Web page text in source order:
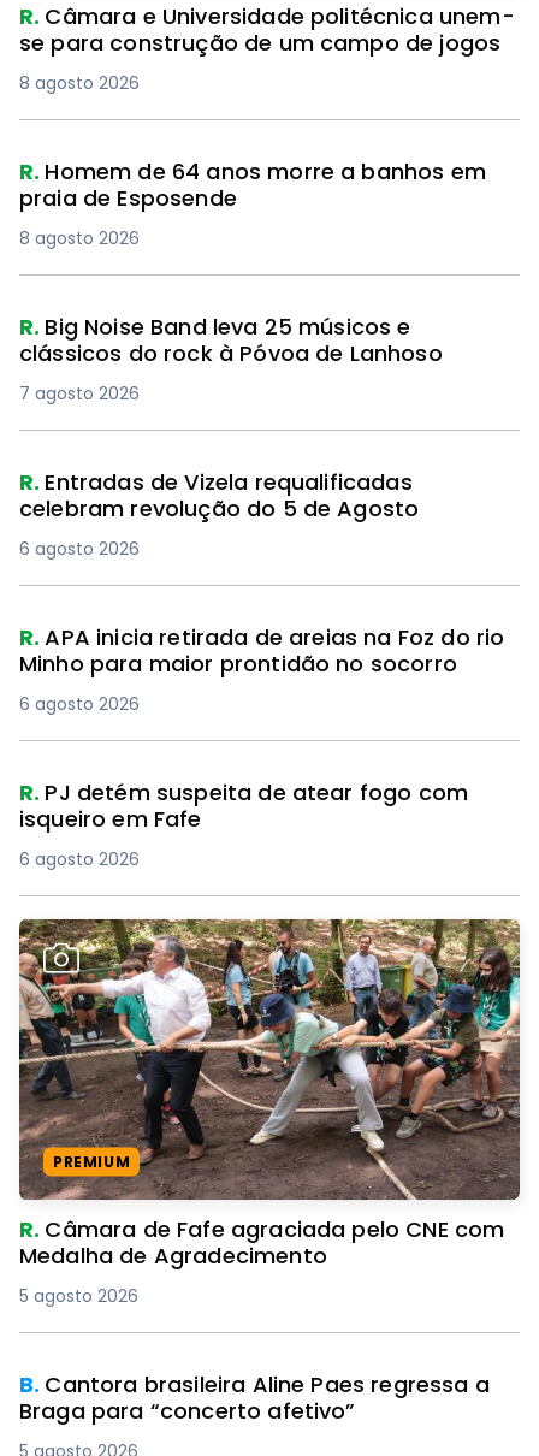
R. Câmara e Universidade politécnica unem-
se para construção de um campo de jogos
8 agosto 2026
R. Homem de 64 anos morre a banhos em
praia de Esposende
8 agosto 2026
R. Big Noise Band leva 25 músicos e
clássicos do rock à Póvoa de Lanhoso
7 agosto 2026
R. Entradas de Vizela requalificadas
celebram revolução do 5 de Agosto
6 agosto 2026
R.APA inicia retirada de areias na Foz do rio
Minho para maior prontidão no socorro
6 agosto 2026
R. PJ detém suspeita de atear fogo com
isqueiro em Fafe
6 agosto 2026
PREMIUM
R. Câmara de Fafe agraciada pelo CNE com
Medalha de Agradecimento
5 agosto 2026
B. Cantora brasileira Aline Paes regressa a
Braga para “concerto afetivo”
5 agosto 2026